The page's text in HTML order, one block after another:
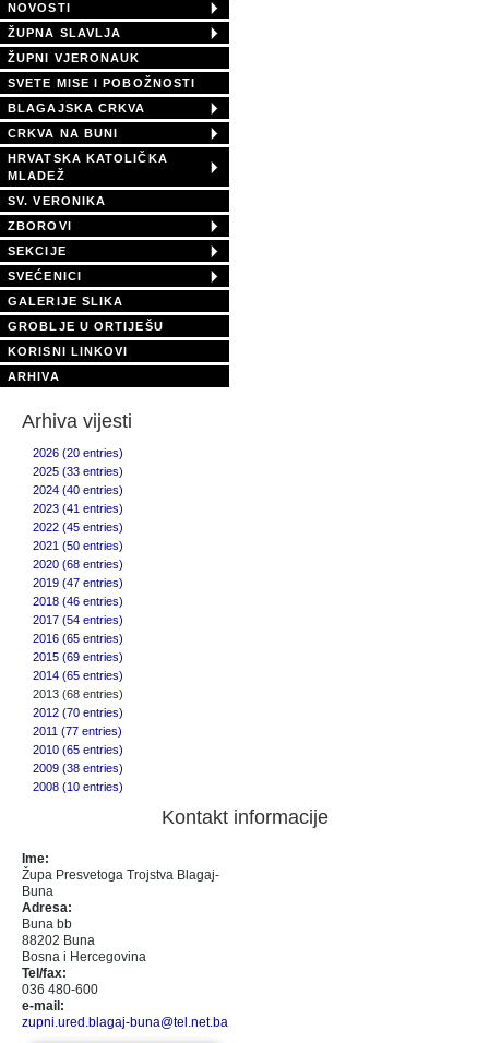
NOVOSTI
ŽUPNA SLAVLJA
ŽUPNI VJERONAUK
SVETE MISE I POBOŽNOSTI
BLAGAJSKA CRKVA
CRKVA NA BUNI
HRVATSKA KATOLIČKA
MLADEŽ
SV. VERONIKA
ZBOROVI
SEKCIJE
SVEĆENICI
GALERIJE SLIKA
GROBLJE U ORTIJEŠU
KORISNI LINKOVI
ARHIVA
Arhiva vijesti
2026 (20 entries)
2025 (33 entries)
2024 (40 entries)
2023 (41 entries)
2022 (45 entries)
2021 (50 entries)
2020 (68 entries)
2019 (47 entries)
2018 (46 entries)
2017 (54 entries)
2016 (65 entries)
2015 (69 entries)
2014 (65 entries)
2013 (68 entries)
2012 (70 entries)
2011 (77 entries)
2010 (65 entries)
2009 (38 entries)
2008 (10 entries)
Kontakt informacije
Ime:
Župa Presvetoga Trojstva Blagaj-
Buna
Adresa:
Buna bb
88202 Buna
Bosna i Hercegovina
Tel/fax:
036 480-600
e-mail:
zupni.ured.blagaj-buna@tel.net.ba